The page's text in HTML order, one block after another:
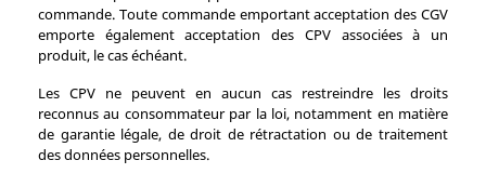
commande. Toute commande emportant acceptation des CGV
emporte également acceptation des CPV associées à un
produit, le cas échéant.
Les CPV ne peuvent en aucun cas restreindre les droits
reconnus au consommateur par la loi, notamment en matière
de garantie légale, de droit de rétractation ou de traitement
des données personnelles.